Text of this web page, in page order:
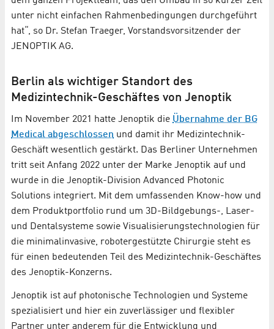
unter nicht einfachen Rahmenbedingungen durchgeführt
hat“, so Dr. Stefan Traeger, Vorstandsvorsitzender der
JENOPTIK AG.
Berlin als wichtiger Standort des
Medizintechnik-Geschäftes von Jenoptik
Im November 2021 hatte Jenoptik die Übernahme der BG
Medical abgeschlossen und damit ihr Medizintechnik-
Geschäft wesentlich gestärkt. Das Berliner Unternehmen
tritt seit Anfang 2022 unter der Marke Jenoptik auf und
wurde in die Jenoptik-Division Advanced Photonic
Solutions integriert. Mit dem umfassenden Know-how und
dem Produktportfolio rund um 3D-Bildgebungs-, Laser-
und Dentalsysteme sowie Visualisierungstechnologien für
die minimalinvasive, robotergestützte Chirurgie steht es
für einen bedeutenden Teil des Medizintechnik-Geschäftes
des Jenoptik-Konzerns.
Jenoptik ist auf photonische Technologien und Systeme
spezialisiert und hier ein zuverlässiger und flexibler
Partner unter anderem für die Entwicklung und